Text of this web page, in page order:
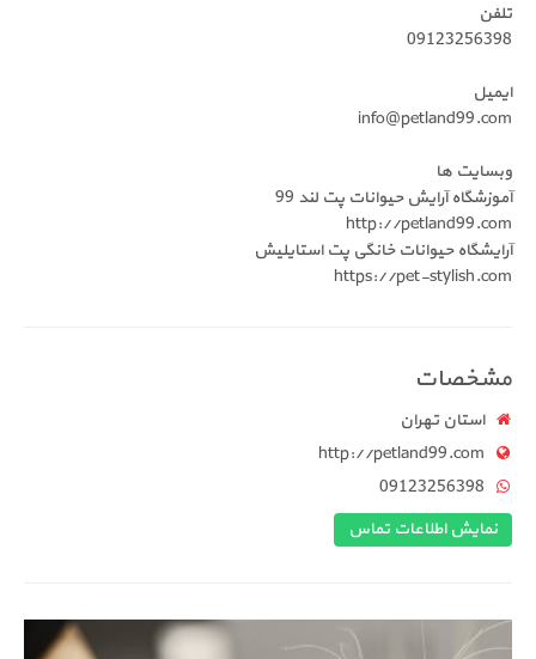
تلفن
09123256398
ایمیل
info@petland99.com
وبسایت ها
آموزشگاه آرایش حیوانات پت لند 99
http://petland99.com
آرایشگاه حیوانات خانگی پت استایلیش
https://pet-stylish.com
مشخصات
استان تهران
http://petland99.com
09123256398
نمایش اطلاعات تماس